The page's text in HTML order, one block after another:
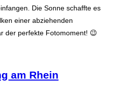
Die Sonne schaffte es
einer abziehenden
der perfekte Fotomoment! 😉
am Rhein